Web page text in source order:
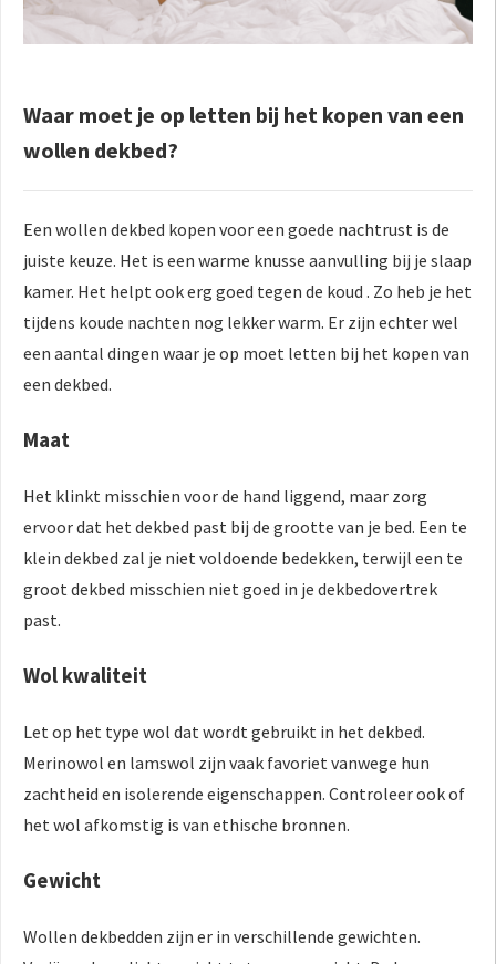
Waar moet je op letten bij het kopen van een
wollen dekbed?
Een wollen dekbed kopen voor een goede nachtrust is de
juiste keuze. Het is een warme knusse aanvulling bij je slaap
kamer. Het helpt ook erg goed tegen de koud . Zo heb je het
tijdens koude nachten nog lekker warm. Er zijn echter wel
een aantal dingen waar je op moet letten bij het kopen van
een dekbed.
Maat
Het klinkt misschien voor de hand liggend, maar zorg
ervoor dat het dekbed past bij de grootte van je bed. Een te
klein dekbed zal je niet voldoende bedekken, terwijl een te
groot dekbed misschien niet goed in je dekbedovertrek
past.
Wol kwaliteit
Let op het type wol dat wordt gebruikt in het dekbed.
Merinowol en lamswol zijn vaak favoriet vanwege hun
zachtheid en isolerende eigenschappen. Controleer ook of
het wol afkomstig is van ethische bronnen.
Gewicht
Wollen dekbedden zijn er in verschillende gewichten.